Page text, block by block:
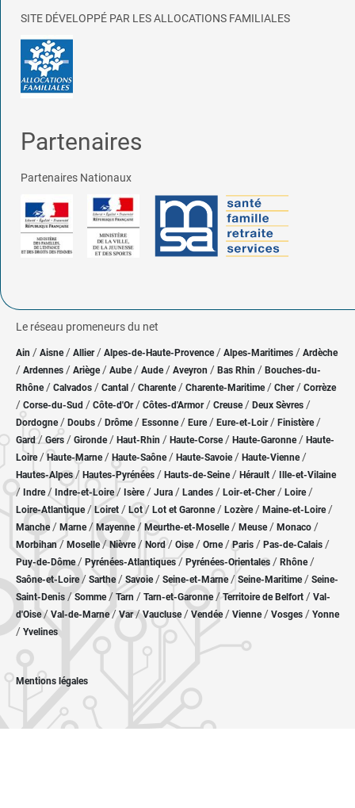
SITE DÉVELOPPÉ PAR LES ALLOCATIONS FAMILIALES
Partenaires
Partenaires Nationaux
Le réseau promeneurs du net
Ain / Aisne/ Allier/ Alpes-de-Haute-Provence / Alpes-Maritimes / Ardèche
/ Ardennes / Ariège/ Aube/ Aude / Aveyron / Bas Rhin / Bouches-du-
Rhône/ Calvados / Cantal / Charente / Charente-Maritime/ Cher / Corrèze
/ Corse-du-Sud / Côte-d'Or / Côtes-d'Armor/ Creuse/ Deux Sèvres /
Dordogne/ Doubs / Drôme/ Essonne / Eure/ Eure-et-Loir / Finistère/
Gard/Gers / Gironde/ Haut-Rhin / Haute-Corse/ Haute-Garonne/ Haute-
Loire/Haute-Marne/ Haute-Saône/ Haute-Savoie/ Haute-Vienne/
Hautes-Alpes/ Hautes-Pyrénées / Hauts-de-Seine/ Hérault / Ille-et-Vilaine
/ Indre/ Indre-et-Loire/ Isère/ Jura / Landes / Loir-et-Cher/ Loire/
Loire-Atlantique/ Loiret / Lot/ Lot et Garonne/ Lozère / Maine-et-Loire/
Manche/ Marne/ Mayenne/ Meurthe-et-Moselle/ Meuse/ Monaco /
Morbihan/ Moselle/ Nièvre / Nord/ Oise / Orne/Paris / Pas-de-Calais /
Puy-de-Dôme/ Pyrénées-Atlantiques / Pyrénées-Orientales / Rhône/
Saône-et-Loire/ Sarthe/ Savoie/ Seine-et-Marne/ Seine-Maritime/ Seine-
Saint-Denis /Somme/ Tarn / Tarn-et-Garonne/Territoire de Belfort / Val-
d'Oise/ Val-de-Marne/Var/Vaucluse/ Vendée/ Vienne/ Vosges / Yonne
/ Yvelines
Mentions légales